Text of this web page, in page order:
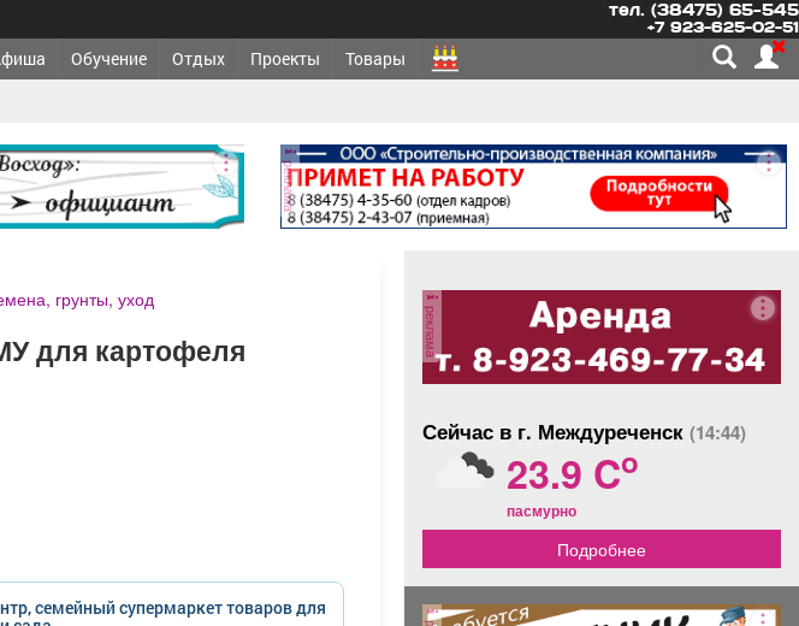
тел. (38475) 65-545
+7 923-625-02-51
Обучение Отдых Проекты Товары
реклама
грунты, уход
для картофеля
семейный супермаркет товаров для
реклама
Сейчас в г. Междуреченск (14:44)
23.9 Co
пасмурно
Подробнее